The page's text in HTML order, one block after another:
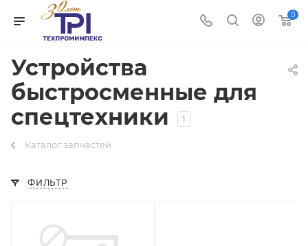
0
Устройства
быстросменные для
спецтехники
1
Каталог запчастей
ФИЛЬТР